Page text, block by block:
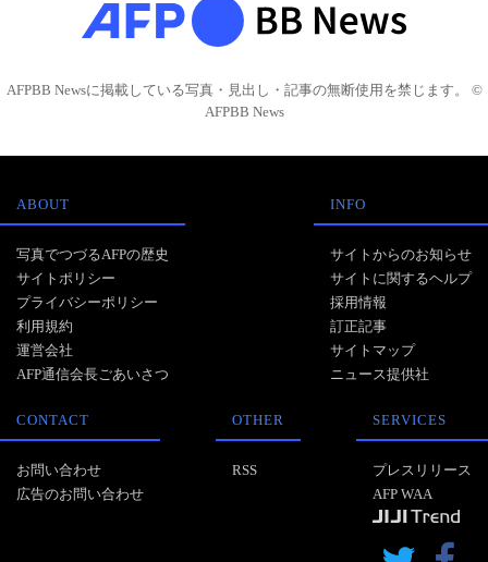
AFPBB Newsに掲載している写真・見出し・記事の無断使用を禁じます。 ©
AFPBB News
ABOUT
写真でつづるAFPの歴史
サイトポリシー
プライバシーポリシー
利用規約
運営会社
AFP通信会長ごあいさつ
INFO
サイトからのお知らせ
サイトに関するヘルプ
採用情報
訂正記事
サイトマップ
ニュース提供社
CONTACT
お問い合わせ
広告のお問い合わせ
OTHER
RSS
SERVICES
プレスリリース
AFP WAA